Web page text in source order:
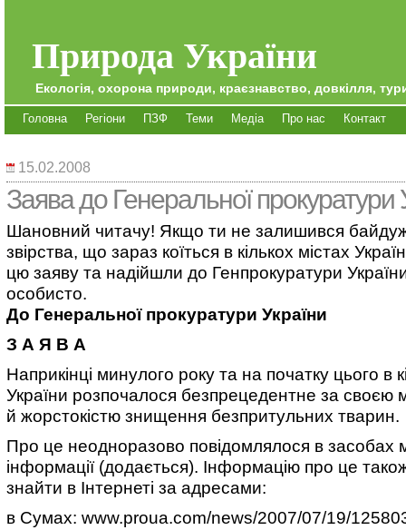
Природа України
Екологія, охорона природи, краєзнавство, довкілля,
Головна Регіони ПЗФ Теми Медіа Про нас Контакт
15.02.2008
Заява до Генеральної прокуратури
Шановний читачу! Якщо ти не залишився
звірства, що зараз коїться в кількох містах
цю заяву та надійшли до Генпрокуратури
особисто.
До Генеральної прокуратури України
З А Я В А
Наприкінці минулого року та на початку цього в
України розпочалося безпрецедентне за своєю
й жорстокістю знищення безпритульних тварин.
Про це неодноразово повідомлялося в засобах
інформації (додається). Інформацію про це
знайти в Інтернеті за адресами:
в Сумах: www.proua.com/news/2007/07/19/